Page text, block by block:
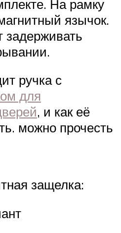
На рамку
язычок.
задерживать
ручка с
для
, и как её
можно прочесть
защелка: